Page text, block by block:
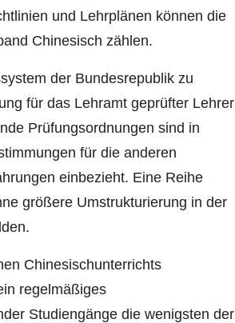
und Lehrplänen können die
Chinesisch zählen.
der Bundesrepublik zu
für das Lehramt geprüfter Lehrer
Prüfungsordnungen sind in
für die anderen
einbezieht. Eine Reihe
größere Umstrukturierung in der
Chinesischunterrichts
regelmäßiges
Studiengänge die wenigsten der